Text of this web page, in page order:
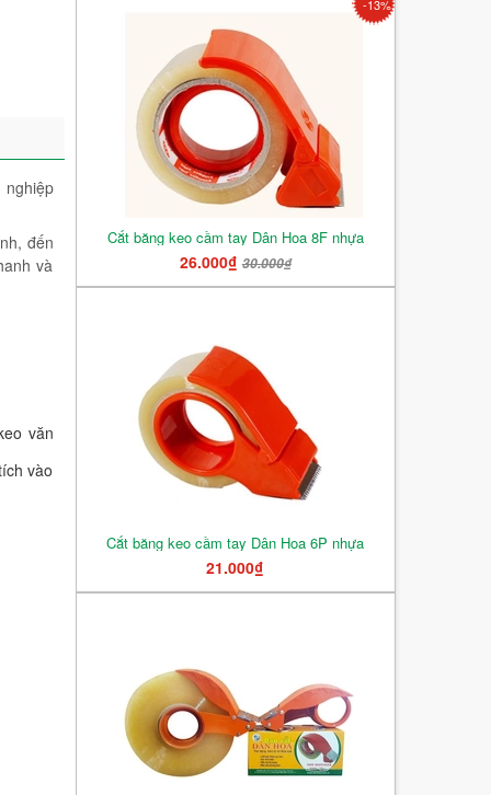
nghiệp
đến
và
văn
vào
-13%
Cắt băng keo cầm tay Dân Hoa 8F nhựa
26.000₫30.000₫
Cắt băng keo cầm tay Dân Hoa 6P nhựa
21.000₫